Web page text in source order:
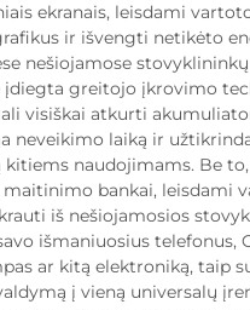
ekranais, leisdami
ir išvengti netikėto
nešiojamose
įdiegta greitojo įkrovimo
visiškai atkurti
neveikimo laiką ir
kitiems naudojimams. Be
maitinimo bankai, leisdami
iš nešiojamosios
išmaniuosius telefonus,
ar kitą elektroniką, taip
į vieną universalų